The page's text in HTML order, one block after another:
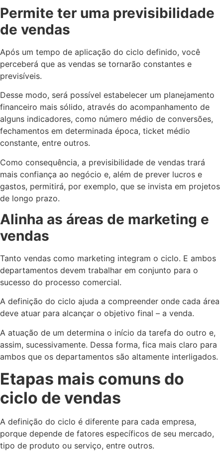
Permite ter uma previsibilidade
de vendas
Após um tempo de aplicação do ciclo definido, você
perceberá que as vendas se tornarão constantes e
previsíveis.
Desse modo, será possível estabelecer um planejamento
financeiro mais sólido, através do acompanhamento de
alguns indicadores, como número médio de conversões,
fechamentos em determinada época, ticket médio
constante, entre outros.
Como consequência, a previsibilidade de vendas trará
mais confiança ao negócio e, além de prever lucros e
gastos, permitirá, por exemplo, que se invista em projetos
de longo prazo.
Alinha as áreas de marketing e
vendas
Tanto vendas como marketing integram o ciclo. E ambos
departamentos devem trabalhar em conjunto para o
sucesso do processo comercial.
A definição do ciclo ajuda a compreender onde cada área
deve atuar para alcançar o objetivo final – a venda.
A atuação de um determina o início da tarefa do outro e,
assim, sucessivamente. Dessa forma, fica mais claro para
ambos que os departamentos são altamente interligados.
Etapas mais comuns do
ciclo de vendas
A definição do ciclo é diferente para cada empresa,
porque depende de fatores específicos de seu mercado,
tipo de produto ou serviço, entre outros.